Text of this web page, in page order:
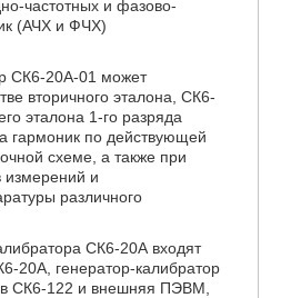
частотных и фазово-
(АЧХ и ФЧХ)
СК6-20А-01 может
вторичного эталона, СК6-
эталона 1-го разряда
гармоник по действующей
схеме, а также при
измерений и
различного
СК6-20А входят
20А, генератор-калибратор
СК6-122 и внешняя ПЭВМ,